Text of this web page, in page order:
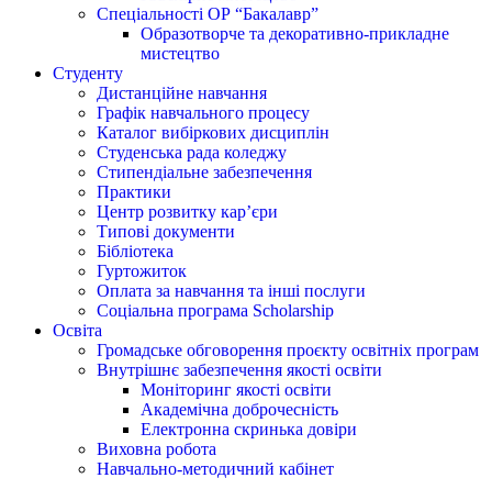
Спеціальності ОР “Бакалавр”
Образотворче та декоративно-прикладне
мистецтво
Студенту
Дистанційне навчання
Графік навчального процесу
Каталог вибіркових дисциплін
Студенська рада коледжу
Стипендіальне забезпечення
Практики
Центр розвитку кар’єри
Типові документи
Бібліотека
Гуртожиток
Оплата за навчання та інші послуги
Соціальна програма Scholarship
Освіта
Громадське обговорення проєкту освітніх програм
Внутрішнє забезпечення якості освіти
Моніторинг якості освіти
Академічна доброчесність
Електронна скринька довіри
Виховна робота
Навчально-методичний кабінет